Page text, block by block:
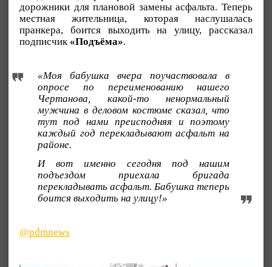
дорожники для плановой замены асфальта. Теперь
местная жительница, которая наслушалась
пранкера, боится выходить на улицу, рассказал
подписчик «Подъёма».
«Моя бабушка вчера поучаствовала в
опросе по переименованию нашего
Чертанова, какой-то ненормальный
мужчина в деловом костюме сказал, что
тут под нами преисподняя и поэтому
каждый год перекладывают асфальт на
районе.
И вот именно сегодня под нашим
подъездом приехала бригада
перекладывать асфальт. Бабушка теперь
боится выходить на улицу!»
@pdmnews